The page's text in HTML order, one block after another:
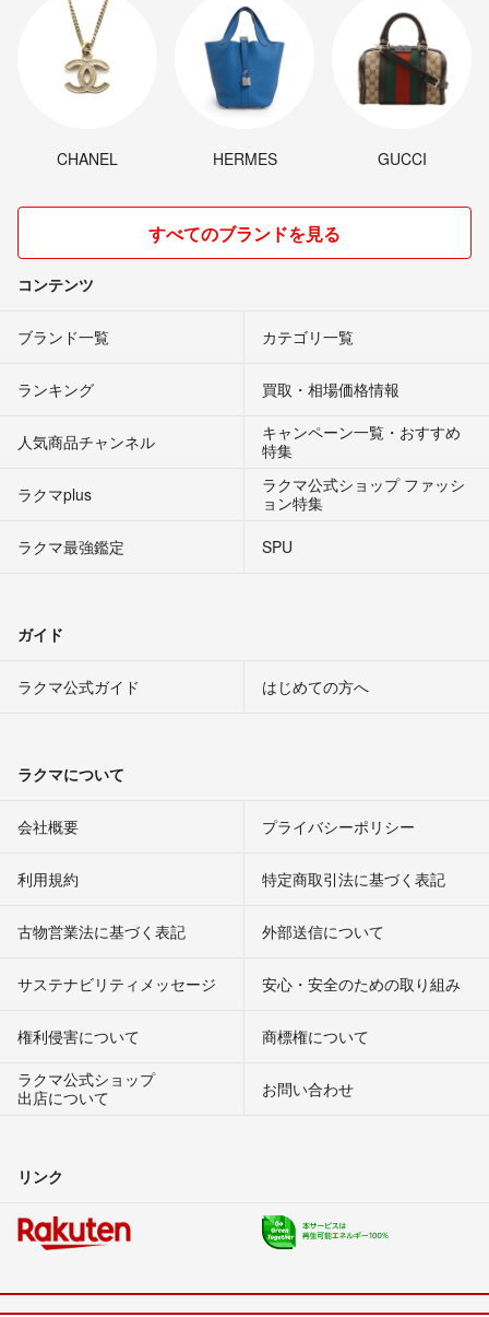
CHANEL HERMES GUCCI
すべてのブランドを見る
コンテンツ
ブランド一覧 カテゴリ一覧
ランキング 買取・相場価格情報
人気商品チャンネル
キャンペーン一覧・おすすめ
特集
ラクマplus
ラクマ公式ショップ ファッシ
ョン特集
ラクマ最強鑑定
SPU
ガイド
ラクマ公式ガイド はじめての方へ
ラクマについて
会社概要 プライバシーポリシー
利用規約 特定商取引法に基づく表記
古物営業法に基づく表記 外部送信について
サステナビリティメッセージ 安心・安全のための取り組み
権利侵害について
商標権について
ラクマ公式ショップ
出店について
お問い合わせ
リンク